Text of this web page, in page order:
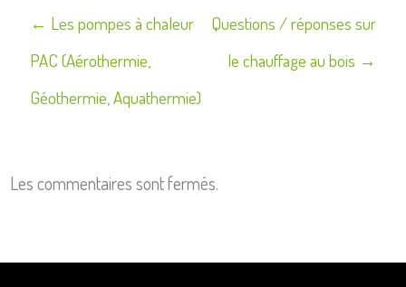
Navigation
de
← Les pompes à chaleur
PAC (Aérothermie,
Géothermie, Aquathermie)
Questions / réponses sur
le chauffage au bois →
Les commentaires sont fermés.